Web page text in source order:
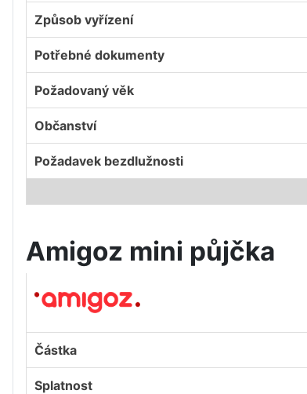
Způsob vyřízení
Potřebné dokumenty
Požadovaný věk
Občanství
Požadavek bezdlužnosti
Amigoz mini půjčka
Částka
Splatnost